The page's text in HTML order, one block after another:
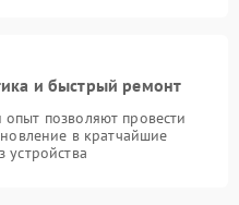
и быстрый ремонт
позволяют провести
в кратчайшие